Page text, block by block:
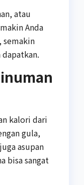
atau
Anda
semakin
dapatkan.
kalori dari
gula,
asupan
bisa sangat